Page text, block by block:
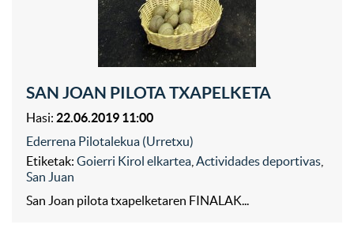
SAN JOAN PILOTA TXAPELKETA
Hasi: 22.06.2019 11:00
Ederrena Pilotalekua (Urretxu)
Etiketak: Goierri Kirol elkartea Actividades deportivas
San Juan
San Joan pilota txapelketaren FINALAK...